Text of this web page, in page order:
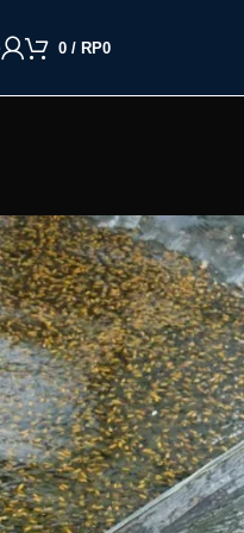
0 / RP0
IKAN